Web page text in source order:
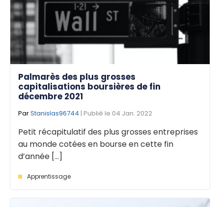
Palmarès des plus grosses
capitalisations boursières de fin
décembre 2021
ParStanislas96744 | Publié le 04 Jan. 2022
Petit récapitulatif des plus grosses entreprises
au monde cotées en bourse en cette fin
d’année [...]
Apprentissage